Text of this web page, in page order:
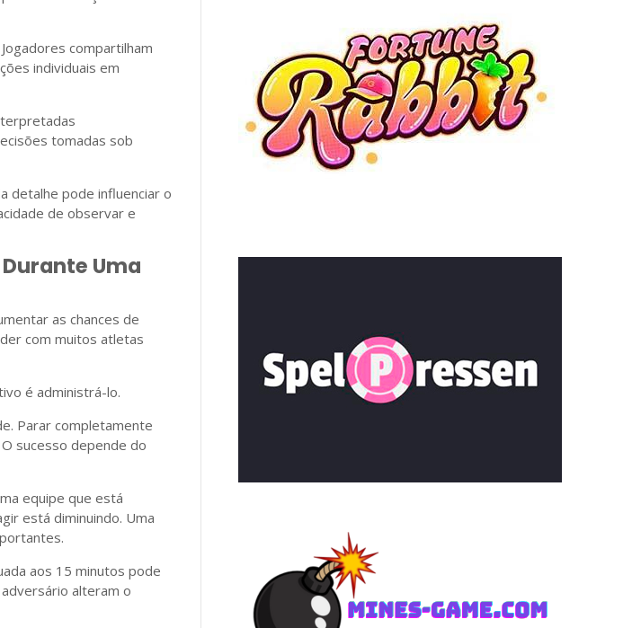
compartilham
individuais em
tomadas sob
detalhe pode influenciar o
de observar e
Uma
as chances de
com muitos atletas
é administrá-lo.
Parar completamente
sucesso depende do
equipe que está
está diminuindo. Uma
aos 15 minutos pode
alteram o